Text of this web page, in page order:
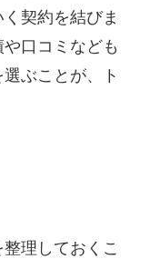
契約を結びま
口コミなども
ぶことが、ト
理しておくこ